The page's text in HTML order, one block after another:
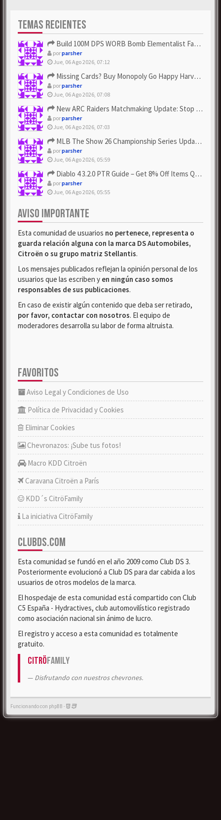
TEMAS RECIENTES
Build 100M DPS WORB Bomb Elementalist Fast - Grab POE Curren...
porparsher
Jue, 06 Ago 2026, 07:12
Missing Cards? Buy Monopoly Go Happy Harvest with Looney Tun...
porparsher
Jue, 06 Ago 2026, 07:08
New ARC Raiders Matchmaking Update: Stop Failed - Grab Bluep...
porparsher
Jue, 06 Ago 2026, 07:03
MLB The Show 26 Championship Series Update! Get Cheap & ...
porparsher
Jue, 06 Ago 2026, 05:59
Diablo 4 3.2.0 PTR Guide – Get 8% Off Items Quickly to Test ...
porparsher
Jue, 06 Ago 2026, 05:55
AVISO IMPORTANTE
Esta comunidad de usuarios no pertenece, representa o
guarda relación alguna con la marca DS Automobiles,
Citroën o su grupo matriz Stellantis.
Los mensajes publicados reflejan la opinión personal de los
usuarios que las escriben y en ningún caso somos
responsables de sus publicaciones.
En caso de existir algún contenido que deba ser retirado,
por favor, contactar con nosotros. El equipo de
moderadores desarrolla su labor de forma altruista.
FAVORITOS
Aviso Legal y Condiciones de Uso
Política de Privacidad y Cookies
Eliminar Cookies
Chevronazos: ¡Sube tus fotos!
Macro KDD Citroën
Caravana Citroën a París
KDD´s CitröFamily
La iniciativa CitröFamily
CLUBDS.COM
Esta comunidad se fundó en el año 2009 como Club DS 3.
Posteriormente evolucionó a Club DS para dar cabida a los
usuarios de otros modelos de la marca.
El hospedaje de esta comunidad está compartido con Club
C5 España - Hydractives, club automovilístico registrado
como asociación nacional sin ánimo de lucro.
El registro y acceso a esta comunidad es totalmente
gratuito.
CitröFamily
Disfrutando con nuestros chevrones.
Funcionando con phpBB -